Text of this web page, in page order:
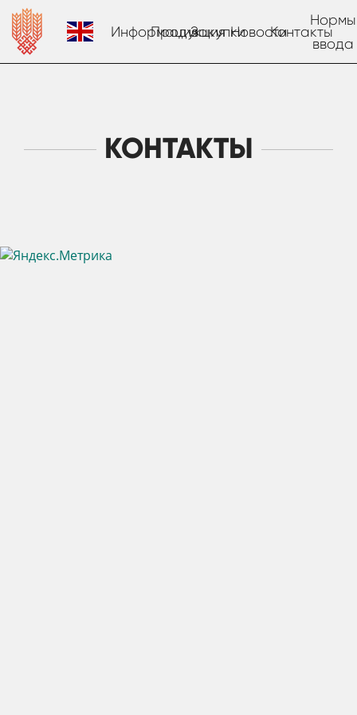
Информация
Продукция
ЗакупкиНовостиКонтакты
Нормы
ввода
КОНТАКТЫ